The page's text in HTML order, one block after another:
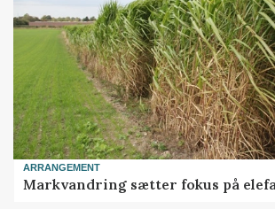
ARRANGEMENT
Markvandring sætter fokus på